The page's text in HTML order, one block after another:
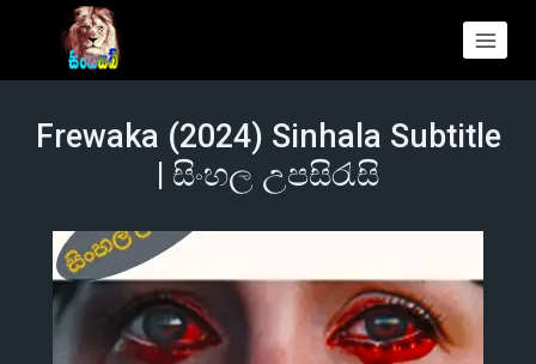
Frewaka (2024) Sinhala Subtitle
| සිංහල උපසිරැසි